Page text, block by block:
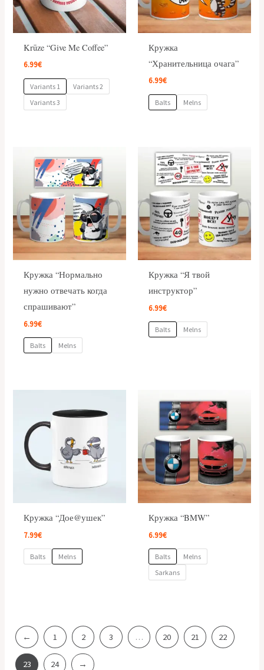
Krūze “Give Me Coffee”
6.99€
Variants 1
Variants 2
Variants 3
Кружка
“Хранительница очага”
6.99€
Balts Melns
Кружка “Нормально
нужно отвечать когда
спрашивают”
6.99€
Balts Melns
Кружка “Я твой
инструктор”
6.99€
Balts Melns
Кружка “Дое@ушек”
7.99€
Balts Melns
Кружка “BMW”
6.99€
Balts
Melns
Sarkans
← 1 2 3 … 20 21 22
23 24 →